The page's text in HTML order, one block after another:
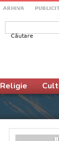
ARHIVA
Formular
Religie